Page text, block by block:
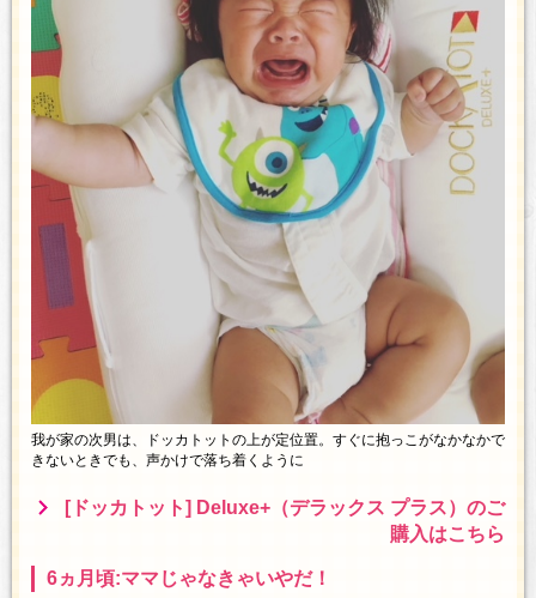
我が家の次男は、ドッカトットの上が定位置。すぐに抱っこがなかなかで
きないときでも、声かけで落ち着くように
[ドッカトット] Deluxe+（デラックス プラス）のご
購入はこちら
6ヵ月頃:ママじゃなきゃいやだ！